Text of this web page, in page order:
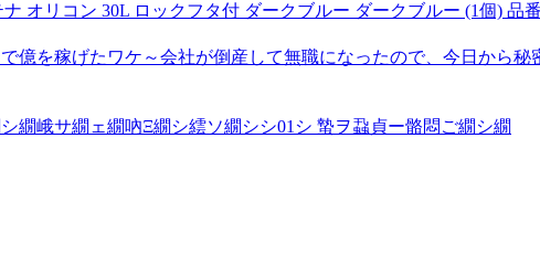
オリコン 30L ロックフタ付 ダークブルー ダークブルー (1個) 品
億を稼げたワケ～会社が倒産して無職になったので、今日から
繝峨サ繝ェ繝吶Ξ繝シ繧ソ繝シシ01シ 蟄ヲ蝨貞ー骼悶ご繝シ繝